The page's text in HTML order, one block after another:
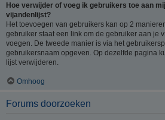
Hoe verwijder of voeg ik gebruikers toe aan
vijandenlijst?
Het toevoegen van gebruikers kan op 2
gebruiker staat een link om de gebruiker aan je
voegen. De tweede manier is via het
gebruikersnaam opgeven. Op dezelfde pagina
lijst verwijderen.
Omhoog
Forums doorzoeken